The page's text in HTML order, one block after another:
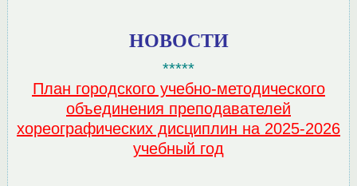
НОВОСТИ
*****
План городского учебно-методического
объединения преподавателей
хореографических дисциплин на 2025-2026
учебный год